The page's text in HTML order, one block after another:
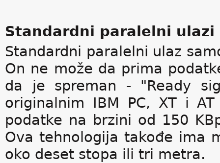
Standardni paralelni ulazi
Standardni paralelni ulaz
On ne može da prima
da je spreman - "Ready
originalnim IBM PC, XT i
podatke na brzini od 150
Ova tehnologija takođe ima
oko deset stopa ili tri metra.